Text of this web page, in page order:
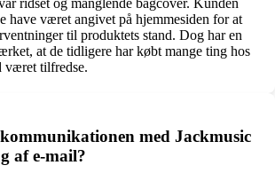
have været angivet på hjemmesiden for at
til produktets stand. Dog har en
at de tidligere har købt mange ting hos
været tilfredse.
med Jackmusic
af e-mail?